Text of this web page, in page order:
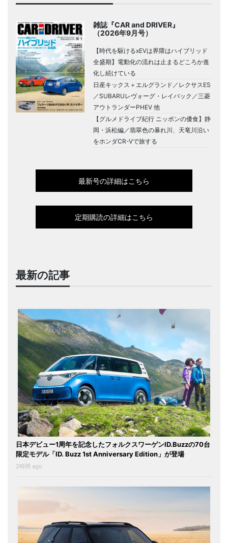
雑誌『CAR and DRIVER』
（2026年9月号）
【時代を駆けるxEVは界隈はハイブリッド
全盛期】電動化の流れは止まるどころか進
化し続けている
日産キックス＋エルグランド／レクサスES
／SUBARUレヴォーグ・レイバック／三菱
アウトランダーPHEV 他
【グルメドライブ紀行 ニッポンの優食】静
岡・浜松編／翡翠色の暴れ川、天竜川沿い
をホンダCR-Vで旅する
最新号の詳細はこちら
定期購読の詳細はこちら
最新の記事
日本デビュー1周年を記念したフォルクスワーゲンID.Buzzの70台
限定モデル「ID. Buzz 1st Anniversary Edition」が登場
2時間 ago